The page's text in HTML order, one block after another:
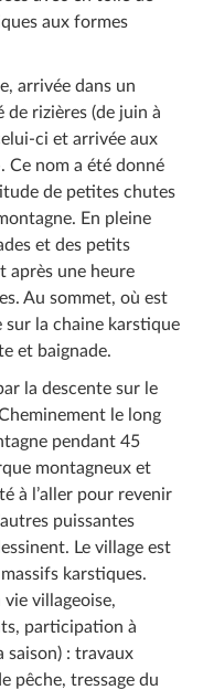
aux formes
arrivée dans un
rizières (de juin à
ci et arrivée aux
Ce nom a été donné
de petites chutes
En pleine
et des petits
après une heure
Au sommet, où est
sur la chaine karstique
et baignade.
la descente sur le
le long
pendant 45
montagneux et
à l’aller pour revenir
puissantes
Le village est
karstiques.
villageoise,
participation à
saison) : travaux
pêche, tressage du